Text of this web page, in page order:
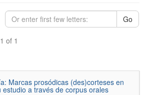
Go
of 1
Marcas prosódicas (des)corteses en
a través de corpus orales